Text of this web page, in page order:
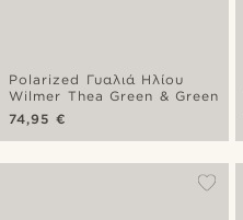
Polarized Γυαλιά Ηλίου
Wilmer Thea Green & Green
74,95 €